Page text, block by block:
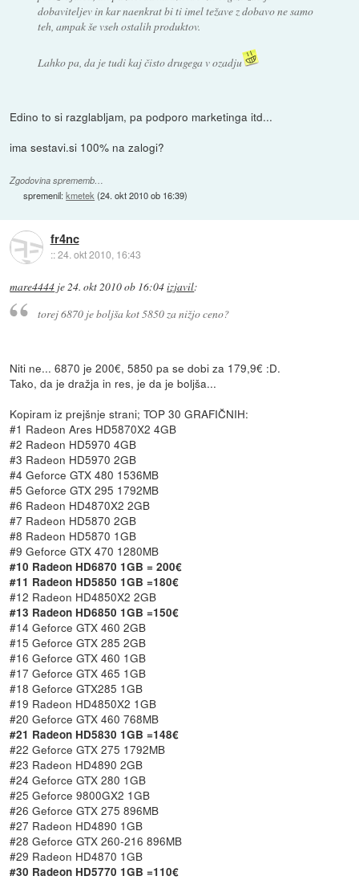
dobaviteljev in kar naenkrat bi ti imel težave z dobavo ne samo
teh, ampak še vseh ostalih produktov.
Lahko pa, da je tudi kaj čisto drugega v ozadju
Edino to si razglabljam, pa podporo marketinga itd...
ima sestavi.si 100% na zalogi?
Zgodovina sprememb…
spremenil:kmetek (24. okt 2010 ob 16:39)
fr4nc
::24. okt 2010, 16:43
mare4444 je24. okt 2010 ob 16:04izjavil:
torej 6870 je boljša kot 5850 za nižjo ceno?
Niti ne... 6870 je 200€, 5850 pa se dobi za 179,9€ :D.
Tako, da je dražja in res, je da je boljša...
Kopiram iz prejšnje strani; TOP 30 GRAFIČNIH:
#1 Radeon Ares HD5870X2 4GB
#2 Radeon HD5970 4GB
#3 Radeon HD5970 2GB
#4 Geforce GTX 480 1536MB
#5 Geforce GTX 295 1792MB
#6 Radeon HD4870X2 2GB
#7 Radeon HD5870 2GB
#8 Radeon HD5870 1GB
#9 Geforce GTX 470 1280MB
#10 Radeon HD6870 1GB = 200€
#11 Radeon HD5850 1GB =180€
#12 Radeon HD4850X2 2GB
#13 Radeon HD6850 1GB =150€
#14 Geforce GTX 460 2GB
#15 Geforce GTX 285 2GB
#16 Geforce GTX 460 1GB
#17 Geforce GTX 465 1GB
#18 Geforce GTX285 1GB
#19 Radeon HD4850X2 1GB
#20 Geforce GTX 460 768MB
#21 Radeon HD5830 1GB =148€
#22 Geforce GTX 275 1792MB
#23 Radeon HD4890 2GB
#24 Geforce GTX 280 1GB
#25 Geforce 9800GX2 1GB
#26 Geforce GTX 275 896MB
#27 Radeon HD4890 1GB
#28 Geforce GTX 260-216 896MB
#29 Radeon HD4870 1GB
#30 Radeon HD5770 1GB =110€